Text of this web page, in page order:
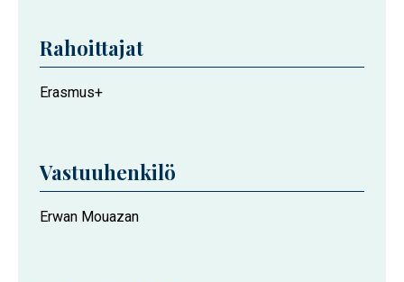
Rahoittajat
Erasmus+
Vastuuhenkilö
Erwan Mouazan